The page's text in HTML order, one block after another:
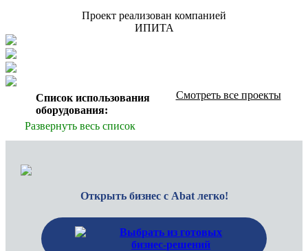
Проект реализован компанией
ИПИТА
Список использования
оборудования:
Развернуть весь список
Смотреть все проекты
Открыть бизнес с Abat легко!
Выбрать из готовых
бизнес-решений